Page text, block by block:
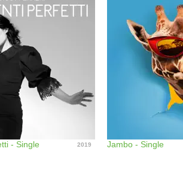
- Single 2019 Jambo - Single